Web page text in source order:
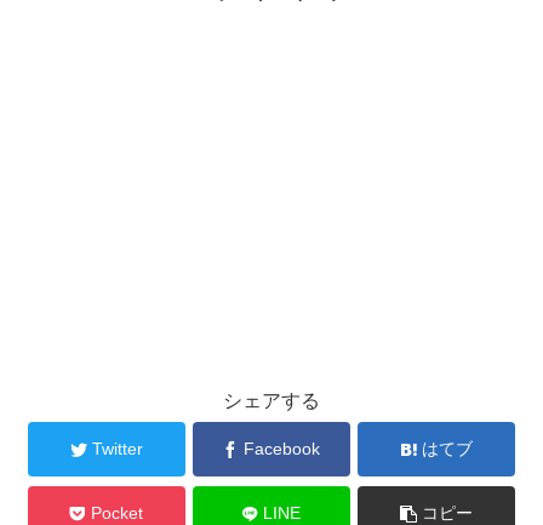
シェアする
Twitter Facebook はてブ
Pocket LINE コピー